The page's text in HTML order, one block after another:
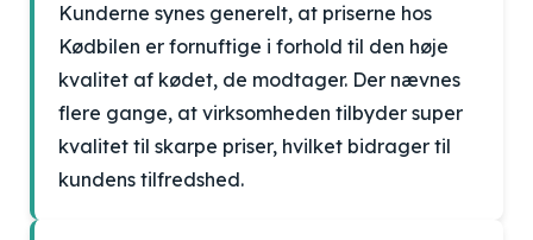
Kunderne synes generelt, at priserne hos
Kødbilen er fornuftige i forhold til den høje
kvalitet af kødet, de modtager. Der nævnes
flere gange, at virksomheden tilbyder super
kvalitet til skarpe priser, hvilket bidrager til
kundens tilfredshed.